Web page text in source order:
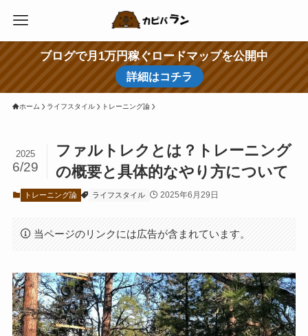
ブログで月1万円稼ぐロードマップを公開中
詳細はコチラ
ホーム ライフスタイル トレーニング論
ファルトレクとは？トレーニング
の概要と具体的なやり方について
2025
6/29
トレーニング論 ライフスタイル 2025年6月29日
当ページのリンクには広告が含まれています。